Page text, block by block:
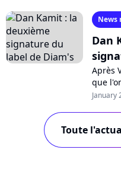
News
Dan
Après
que
January
Toute